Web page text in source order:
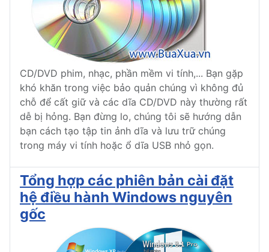
CD/DVD phim, nhạc, phần mềm vi tính,... Bạn gặp
khó khăn trong việc bảo quản chúng vì không đủ
chỗ để cất giữ và các dĩa CD/DVD này thường rất
dễ bị hỏng. Bạn đừng lo, chúng tôi sẽ hướng dẫn
bạn cách tạo tập tin ảnh dĩa và lưu trữ chúng
trong máy vi tính hoặc ổ dĩa USB nhỏ gọn.
Tổng hợp các phiên bản cài đặt
hệ điều hành Windows nguyên
gốc